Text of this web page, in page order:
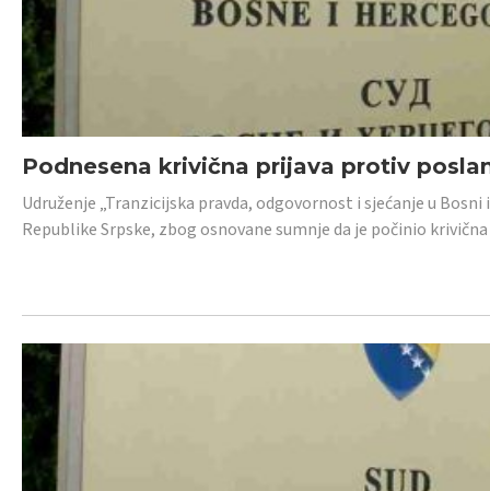
Podnesena krivična prijava protiv
Udruženje „Tranzicijska pravda, odgovornost i sjećanje u
Republike Srpske, zbog osnovane sumnje da je počinio